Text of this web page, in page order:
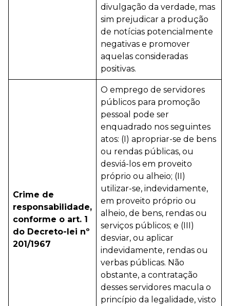
divulgação da verdade, mas
sim prejudicar a produção
de notícias potencialmente
negativas e promover
aquelas consideradas
positivas.
Crime de
responsabilidade,
conforme o art. 1
do Decreto-lei nº
201/1967
O emprego de servidores
públicos para promoção
pessoal pode ser
enquadrado nos seguintes
atos: (I) apropriar-se de bens
ou rendas públicas, ou
desviá-los em proveito
próprio ou alheio; (II)
utilizar-se, indevidamente,
em proveito próprio ou
alheio, de bens, rendas ou
serviços públicos; e (III)
desviar, ou aplicar
indevidamente, rendas ou
verbas públicas. Não
obstante, a contratação
desses servidores macula o
princípio da legalidade, visto